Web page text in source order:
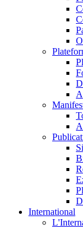
International